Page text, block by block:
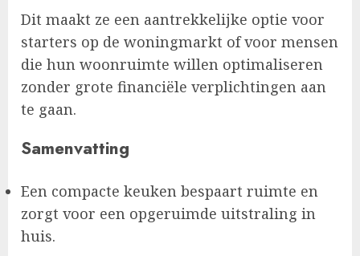
Dit maakt ze een aantrekkelijke optie voor
starters op de woningmarkt of voor mensen
die hun woonruimte willen optimaliseren
zonder grote financiële verplichtingen aan
te gaan.
Samenvatting
Een compacte keuken bespaart ruimte en
zorgt voor een opgeruimde uitstraling in
huis.